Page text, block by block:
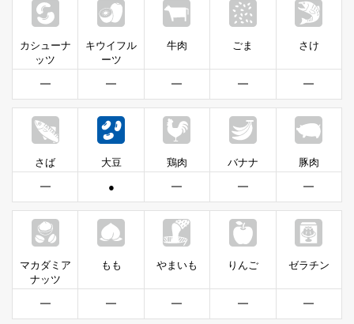
カシューナ
ッツ
━
キウイフル
ーツ
━
牛肉
━
ごま
━
さけ
━
さば
━
大豆
●
鶏肉
━
バナナ
━
豚肉
━
マカダミア
ナッツ
━
もも
━
やまいも
━
りんご
━
ゼラチン
━